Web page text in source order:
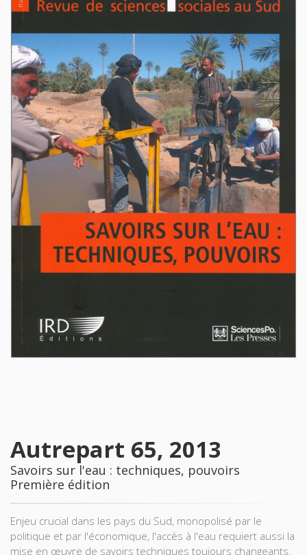
Autrepart 65, 2013
Savoirs sur l'eau : techniques, pouvoirs
Première édition
Enjeu crucial dans les pays du Sud, monopolisé par le
politique et par l'économique, l'accès à l'eau requiert aussi la
mise en œuvre de savoirs techniques toujours changeants.